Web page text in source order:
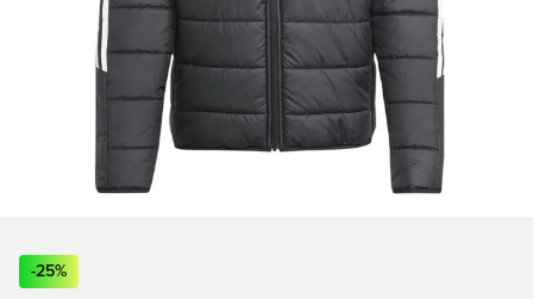
-25%